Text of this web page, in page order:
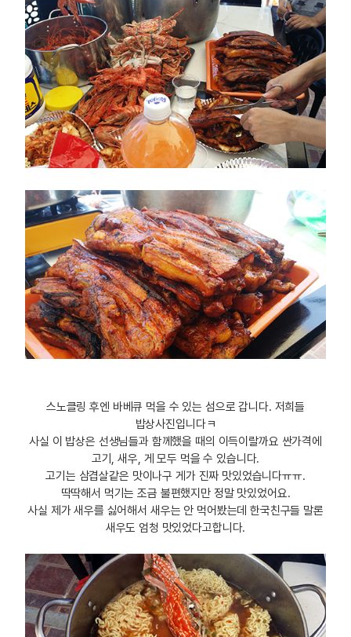
스노클링 후엔 바베큐 먹을 수 있는 섬으로 갑니다. 저희들
밥상사진입니다ㅋ
사실 이 밥상은 선생님들과 함께했을 때의 이득이랄까요 싼가격에
고기, 새우, 게 모두 먹을 수 있습니다.
고기는 삼겹살같은 맛이나구 게가 진짜 맛있었습니다ㅠㅠ.
딱딱해서 먹기는 조금 불편했지만 정말 맛있었어요.
사실 제가 새우를 싫어해서 새우는 안 먹어봤는데 한국친구들 말론
새우도 엄청 맛있었다고합니다.